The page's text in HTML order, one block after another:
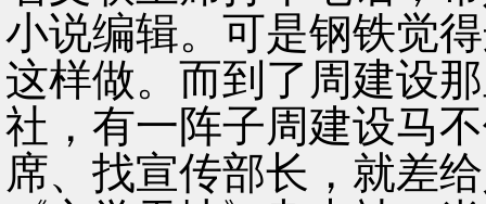
小说编辑。可是钢铁觉
这样做。而到了周建设
社，有一阵子周建设马
席、找宣传部长，就差